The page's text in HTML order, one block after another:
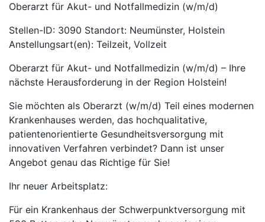
Oberarzt für Akut- und Notfallmedizin (w/m/d)
Stellen-ID: 3090 Standort: Neumünster, Holstein
Anstellungsart(en): Teilzeit, Vollzeit
Oberarzt für Akut- und Notfallmedizin (w/m/d) – Ihre
nächste Herausforderung in der Region Holstein!
Sie möchten als Oberarzt (w/m/d) Teil eines modernen
Krankenhauses werden, das hochqualitative,
patientenorientierte Gesundheitsversorgung mit
innovativen Verfahren verbindet? Dann ist unser
Angebot genau das Richtige für Sie!
Ihr neuer Arbeitsplatz:
Für ein Krankenhaus der Schwerpunktversorgung mit